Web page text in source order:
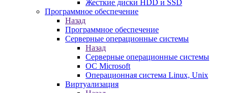
Жесткие диски HDD и SSD
Программное обеспечение
Назад
Программное обеспечение
Серверные операционные системы
Назад
Серверные операционные системы
ОС Microsoft
Операционная система Linux, Unix
Виртуализация